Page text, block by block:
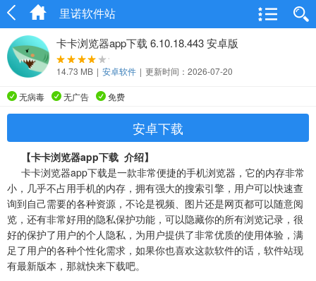
里诺软件站
卡卡浏览器app下载 6.10.18.443 安卓版
14.73 MB | 安卓软件 | 更新时间：2026-07-20
无病毒 无广告 免费
安卓下载
【卡卡浏览器app下载 介绍】
卡卡浏览器app下载是一款非常便捷的手机浏览器，它的内存非常
小，几乎不占用手机的内存，拥有强大的搜索引擎，用户可以快速查
询到自己需要的各种资源，不论是视频、图片还是网页都可以随意阅
览，还有非常好用的隐私保护功能，可以隐藏你的所有浏览记录，很
好的保护了用户的个人隐私，为用户提供了非常优质的使用体验，满
足了用户的各种个性化需求，如果你也喜欢这款软件的话，软件站现
有最新版本，那就快来下载吧。